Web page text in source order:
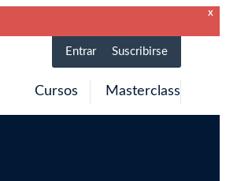
X
Entrar Suscribirse
Cursos Masterclass